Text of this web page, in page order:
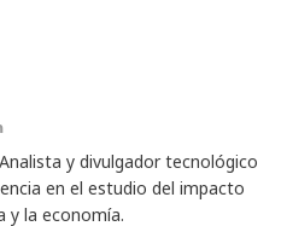
y divulgador tecnológico
en el estudio del impacto
y la economía.